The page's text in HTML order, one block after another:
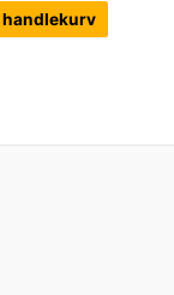
handlekurv